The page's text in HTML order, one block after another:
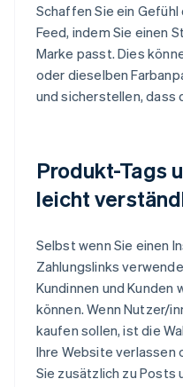
Schaffen Sie ein
Feed, indem Sie einen
Marke passt. Dies
oder dieselben
und sicherstellen, dass
Produkt-Tags
leicht
Selbst wenn Sie einen
Zahlungslinks
Kundinnen und Kunden
können. Wenn Nutzer/
kaufen sollen, ist die
Ihre Website verlassen
Sie zusätzlich zu Posts